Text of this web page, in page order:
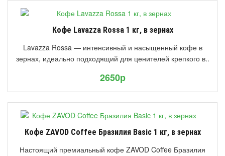
Кофе Lavazza Rossa 1 кг, в зернах
Lavazza Rossa — интенсивный и насыщенный кофе в
зернах, идеально подходящий для ценителей крепкого в..
2650р
Кофе ZAVOD Coffee Бразилия Basic 1 кг, в зернах
Настоящий премиальный кофе ZAVOD Coffee Бразилия